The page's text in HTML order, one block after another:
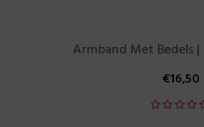
Armband Met Bedels |
€16,50